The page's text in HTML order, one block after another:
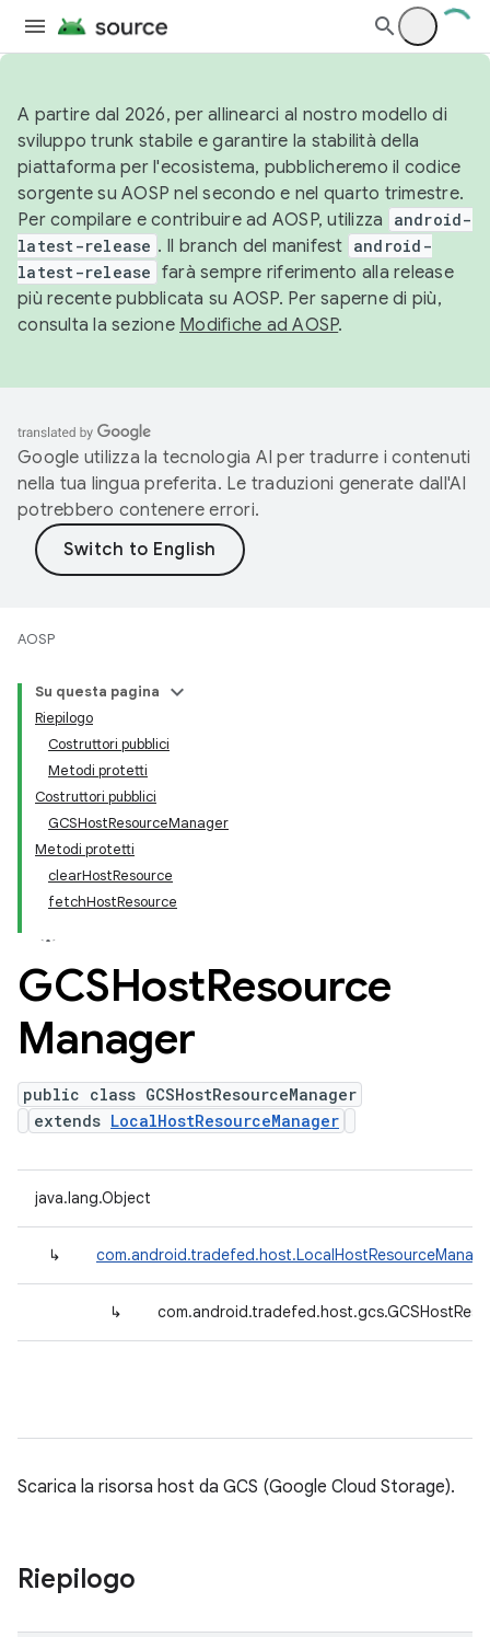
A partire dal 2026, per allinearci al nostro modello di
sviluppo trunk stabile e garantire la stabilità della
piattaforma per l'ecosistema, pubblicheremo il codice
sorgente su AOSP nel secondo e nel quarto trimestre.
Per compilare e contribuire ad AOSP, utilizza
android-
latest-release . Il branch del manifest android-
latest-release farà sempre riferimento alla release
più recente pubblicata su AOSP. Per saperne di più,
consulta la sezione Modifiche ad AOSP.
Google utilizza la tecnologia AI per tradurre i contenuti
nella tua lingua preferita. Le traduzioni generate dall'AI
potrebbero contenere errori.
AOSP
Su questa pagina
Riepilogo
Costruttori pubblici
Metodi protetti
Costruttori pubblici
GCSHostResourceManager
Metodi protetti
clearHostResource
fetchHostResource
GCSHostResource
Manager
public class GCSHostResourceManager
extends LocalHostResourceManager
java.lang.Object
↳
↳
Scarica la risorsa host da GCS (Google Cloud Storage).
Riepilogo